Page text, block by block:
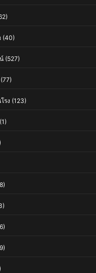
(40)
(527)
(77)
รง (123)
(1)